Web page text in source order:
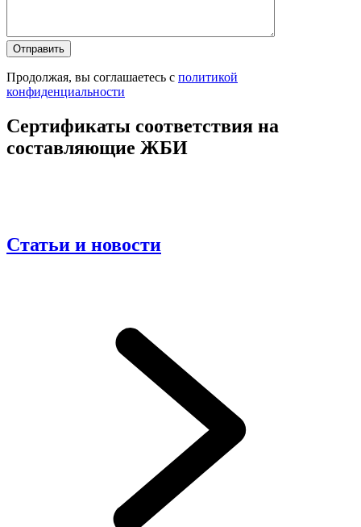
Продолжая, вы соглашаетесь с политикой
конфиденциальности
Сертификаты соответствия на
составляющие ЖБИ
Статьи и новости